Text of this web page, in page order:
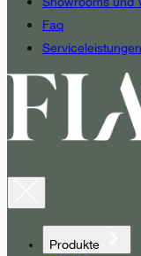
Faq
Serviceleistungen
Produkte